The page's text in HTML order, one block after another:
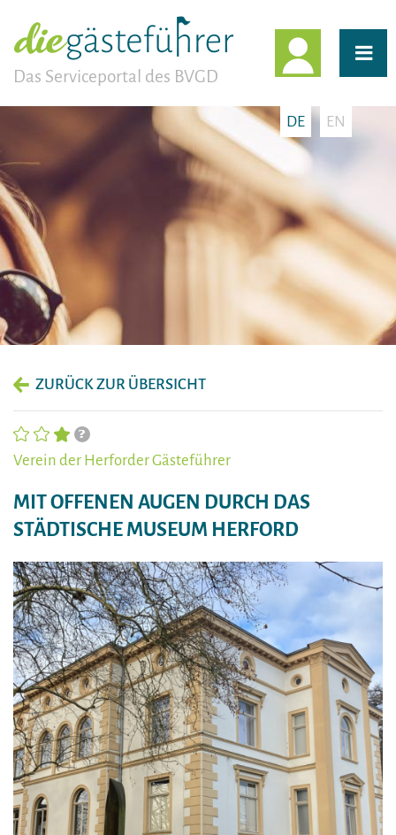
Das Serviceportal des BVGD
DE EN
ZURÜCK ZUR ÜBERSICHT
Verein der Herforder Gästeführer
MIT OFFENEN AUGEN DURCH DAS
STÄDTISCHE MUSEUM HERFORD